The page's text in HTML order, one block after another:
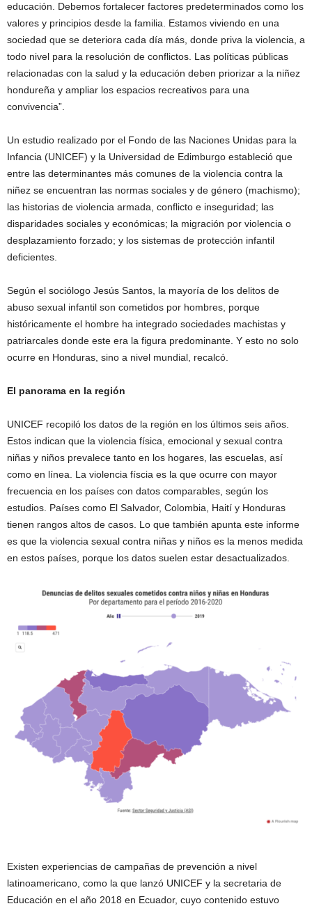
educación. Debemos fortalecer factores predeterminados como los
valores y principios desde la familia. Estamos viviendo en una
sociedad que se deteriora cada día más, donde priva la violencia, a
todo nivel para la resolución de conflictos. Las políticas públicas
relacionadas con la salud y la educación deben priorizar a la niñez
hondureña y ampliar los espacios recreativos para una
convivencia”.
Un estudio realizado por el Fondo de las Naciones Unidas para la
Infancia (UNICEF) y la Universidad de Edimburgo estableció que
entre las determinantes más comunes de la violencia contra la
niñez se encuentran las normas sociales y de género (machismo);
las historias de violencia armada, conflicto e inseguridad; las
disparidades sociales y económicas; la migración por violencia o
desplazamiento forzado; y los sistemas de protección infantil
deficientes.
Según el sociólogo Jesús Santos, la mayoría de los delitos de
abuso sexual infantil son cometidos por hombres, porque
históricamente el hombre ha integrado sociedades machistas y
patriarcales donde este era la figura predominante. Y esto no solo
ocurre en Honduras, sino a nivel mundial, recalcó.
El panorama en la región
UNICEF recopiló los datos de la región en los últimos seis años.
Estos indican que la violencia física, emocional y sexual contra
niñas y niños prevalece tanto en los hogares, las escuelas, así
como en línea. La violencia físcia es la que ocurre con mayor
frecuencia en los países con datos comparables, según los
estudios. Países como El Salvador, Colombia, Haití y Honduras
tienen rangos altos de casos. Lo que también apunta este informe
es que la violencia sexual contra niñas y niños es la menos medida
en estos países, porque los datos suelen estar desactualizados.
Existen experiencias de campañas de prevención a nivel
latinoamericano, como la que lanzó UNICEF y la secretaria de
Educación en el año 2018 en Ecuador, cuyo contenido estuvo